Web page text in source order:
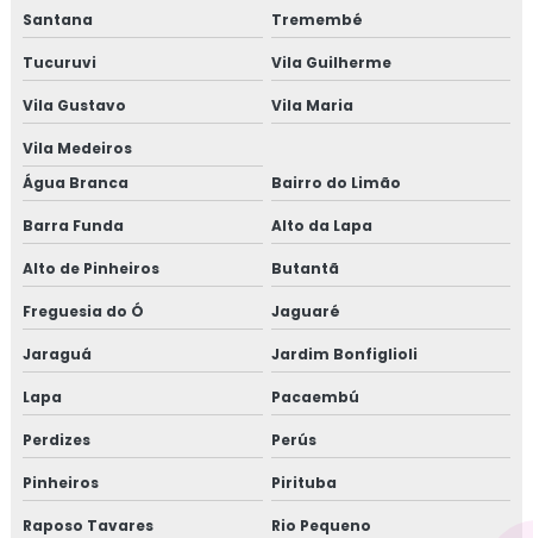
VALOR DE TOPOGRAFIA
VALOR DE TOPOGRAFIA DE TERRENO
VALOR DE UMA EQUIPE DE TOPOGRAFIA
VALOR PROJETO TERRAPLENAGEM
VALOR SERVIÇO DE TOPOGRAFIA
EMPRESA DE TOPOGRAFIA EM MAUÁ
EMPRESA DE TOPOGRAFIA EM SANTO ANDRÉ
EMPRESA DE TOPOGRAFIA EM SÃO BERNARDO
EMPRESA DE TOPOGRAFIA EM SUZANO
EMPRESA DE TOPOGRAFIA EM SÃO JOSÉ DOS
CAMPOS
EMPRESA DE TOPOGRAFIA EM CAMPINAS
EMPRESA DE TOPOGRAFIA EM RIBEIRÃO PIRES
Santana Tremembé
Tucuruvi Vila Guilherme
Vila Gustavo Vila Maria
Vila Medeiros
Água Branca
Bairro do Limão
Barra Funda Alto da Lapa
Alto de Pinheiros Butantã
Freguesia do Ó Jaguaré
Jaraguá Jardim Bonfiglioli
Lapa Pacaembú
Perdizes Perús
Pinheiros Pirituba
Raposo Tavares Rio Pequeno